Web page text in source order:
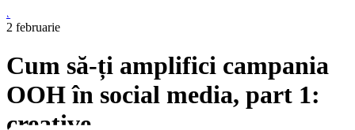
Sari la conținut
2 februarie
Cum să-ți amplifici campania
OOH în social media, part 1:
creative